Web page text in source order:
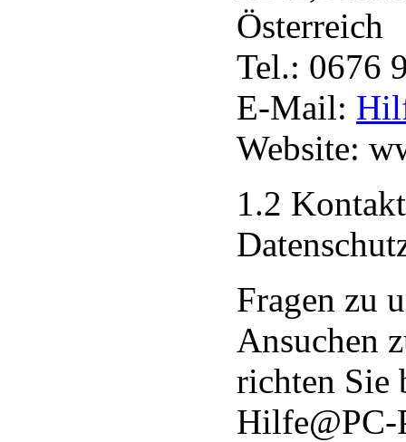
Österreich
Tel.: 0676
E-Mail:
Website:
1.2
Fragen zu
Ansuchen
richten Sie
Hilfe@PC-